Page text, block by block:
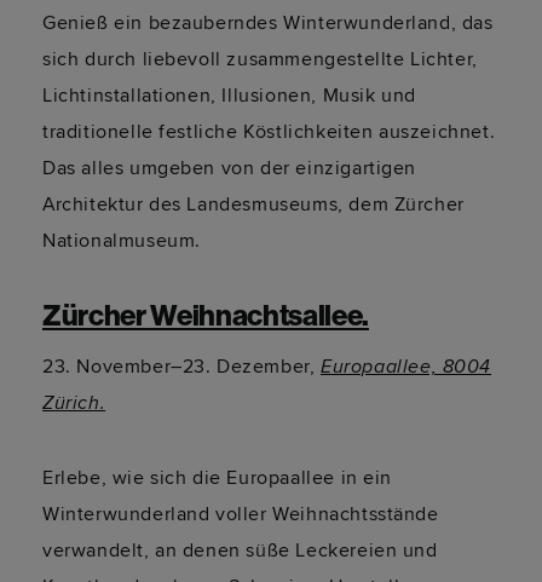
Genieß ein bezauberndes Winterwunderland, das
sich durch liebevoll zusammengestellte Lichter,
Lichtinstallationen, Illusionen, Musik und
traditionelle festliche Köstlichkeiten auszeichnet.
Das alles umgeben von der einzigartigen
Architektur des Landesmuseums, dem Zürcher
Nationalmuseum.
Zürcher Weihnachtsallee.
23. November–23. Dezember, Europaallee, 8004
Zürich.
Erlebe, wie sich die Europaallee in ein
Winterwunderland voller Weihnachtsstände
verwandelt, an denen süße Leckereien und